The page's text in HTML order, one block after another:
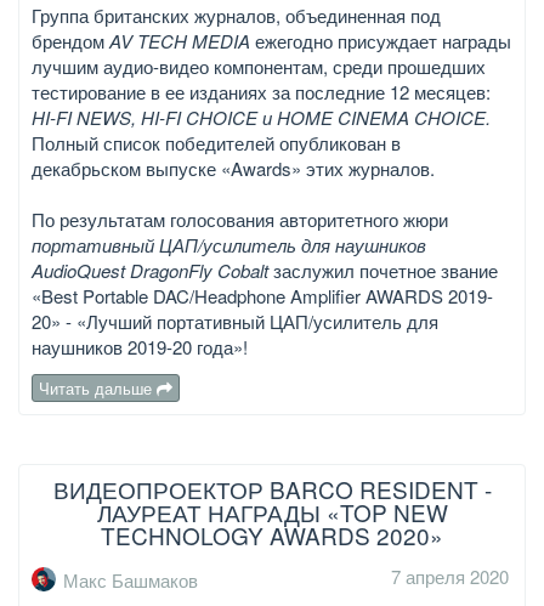
Группа британских журналов, объединенная под
брендомAV TECH MEDIA ежегодно присуждает награды
лучшим аудио-видео компонентам, среди прошедших
тестирование в ее изданиях за последние 12 месяцев:
HI-FI NEWS, HI-FI CHOICE и HOME CINEMA CHOICE.
Полный список победителей опубликован в
декабрьском выпуске «Awards» этих журналов.
По результатам голосования авторитетного жюри
портативный ЦАП/усилитель для наушников
AudioQuest DragonFly Cobaltзаслужил почетное звание
«Best Portable DAC/Headphone Amplifier AWARDS 2019-
20» - «Лучший портативный ЦАП/усилитель для
наушников 2019-20 года»!
Читать дальше
ВИДЕОПРОЕКТОР BARCO RESIDENT -
ЛАУРЕАТ НАГРАДЫ «TOP NEW
TECHNOLOGY AWARDS 2020»
Макс Башмаков 7 апреля 2020